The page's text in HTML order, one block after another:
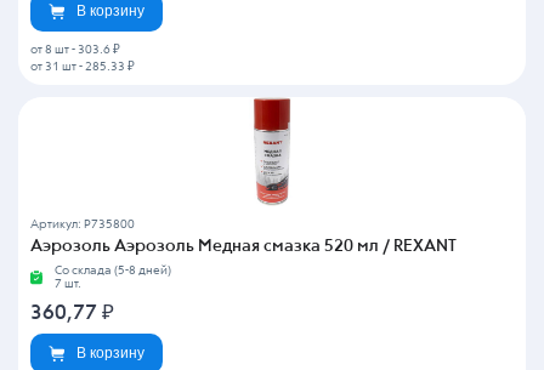
В корзину
от 8 шт - 303.6 ₽
от 31 шт - 285.33 ₽
Артикул: P735800
Аэрозоль Аэрозоль Медная смазка 520 мл / REXANT
Со склада (5-8 дней)
7 шт.
360,77 ₽
В корзину